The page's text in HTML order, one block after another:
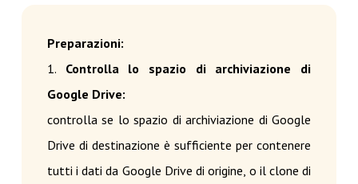
Preparazioni:
1. Controlla lo spazio di archiviazione di
Google Drive:
controlla se lo spazio di archiviazione di Google
Drive di destinazione è sufficiente per contenere
tutti i dati da Google Drive di origine, o il clone di